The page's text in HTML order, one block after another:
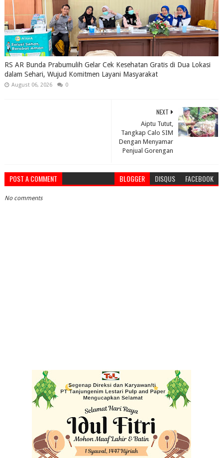
RS AR Bunda Prabumulih Gelar Cek Kesehatan Gratis di Dua Lokasi
dalam Sehari, Wujud Komitmen Layani Masyarakat
August 06, 2026 0
NEXT
Aiptu Tutut,
Tangkap Calo SIM
Dengan Menyamar
Penjual Gorengan
POST A COMMENT BLOGGER DISQUS FACEBOOK
No comments